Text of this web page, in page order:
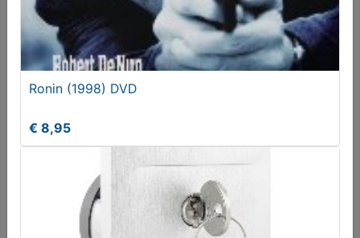
Whiplash (zweepslag) - Angeli Poulssen
€ 2,00
Ronin (1998) DVD
€ 8,95